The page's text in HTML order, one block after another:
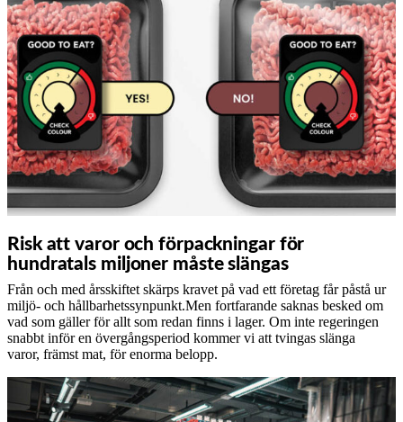
Risk att varor och förpackningar för
hundratals miljoner måste slängas
Från och med årsskiftet skärps kravet på vad ett företag får påstå ur
miljö- och hållbarhetssynpunkt.Men fortfarande saknas besked om
vad som gäller för allt som redan finns i lager. Om inte regeringen
snabbt inför en övergångsperiod kommer vi att tvingas slänga
varor, främst mat, för enorma belopp.